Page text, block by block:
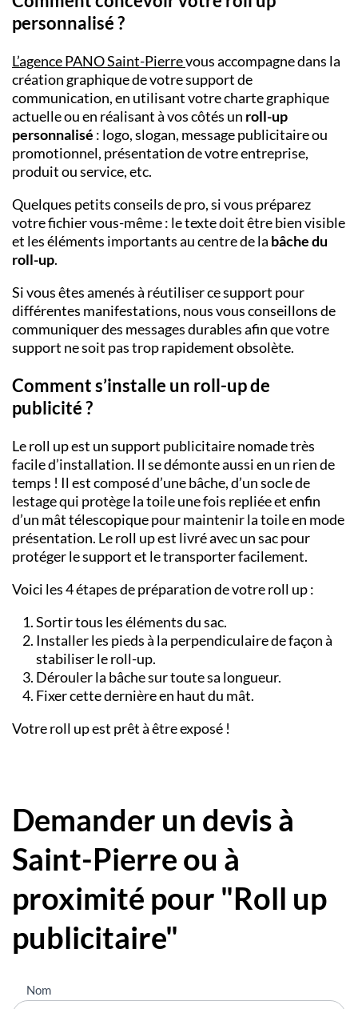
personnalisé ?
L’agence PANOSaint-Pierrevous accompagne dans la
création graphique de votre support de
communication, en utilisant votre charte graphique
actuelle ou en réalisant à vos côtés un roll-up
personnalisé : logo, slogan, message publicitaire ou
promotionnel, présentation de votre entreprise,
produit ou service, etc.
Quelques petits conseils de pro, si vous préparez
votre fichier vous-même : le texte doit être bien visible
et les éléments importants au centre de la bâche du
roll-up.
Si vous êtes amenés à réutiliser ce support pour
différentes manifestations, nous vous conseillons de
communiquer des messages durables afin que votre
support ne soit pas trop rapidement obsolète.
Comment s’installe un roll-up de
publicité ?
Le roll up est un support publicitaire nomade très
facile d’installation. Il se démonte aussi en un rien de
temps ! Il est composé d’une bâche, d’un socle de
lestage qui protège la toile une fois repliée et enfin
d’un mât télescopique pour maintenir la toile en mode
présentation. Le roll up est livré avec un sac pour
protéger le support et le transporter facilement.
Voici les 4 étapes de préparation de votre roll up :
Sortir tous les éléments du sac.
Installer les pieds à la perpendiculaire de façon à
stabiliser le roll-up.
Dérouler la bâche sur toute sa longueur.
Fixer cette dernière en haut du mât.
Votre roll up est prêt à être exposé !
Demander un devis à
Saint-Pierre ou à
proximité pour "Roll up
publicitaire"
Nous
Nom